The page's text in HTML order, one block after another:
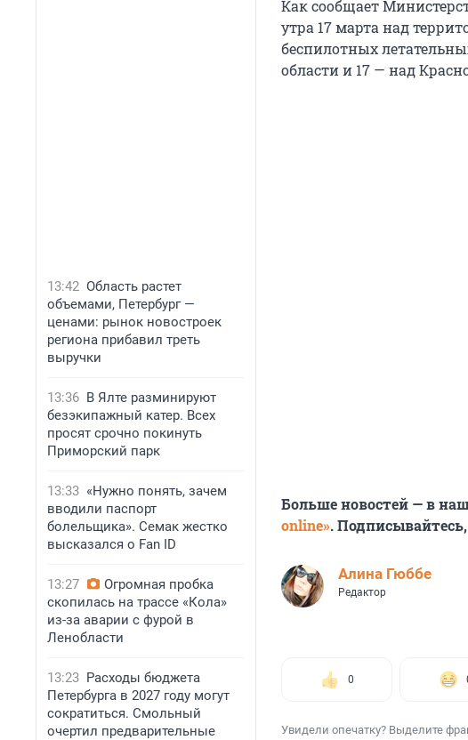
13:42 Область растет
объемами, Петербург —
ценами: рынок новостроек
региона прибавил треть
выручки
13:36 В Ялте разминируют
безэкипажный катер. Всех
просят срочно покинуть
Приморский парк
13:33 «Нужно понять, зачем
вводили паспорт
болельщика». Семак жестко
высказался о Fan ID
13:27
Огромная пробка
скопилась на трассе «Кола»
из-за аварии с фурой в
Ленобласти
13:23 Расходы бюджета
Петербурга в 2027 году могут
сократиться. Смольный
очертил предварительные
Как сообщает
утра 17 марта над
беспилотных
области и 17 — над
Больше новостей — в
online».
Алина Гюббе
Редактор
0
Увидели опечатку? Выделите